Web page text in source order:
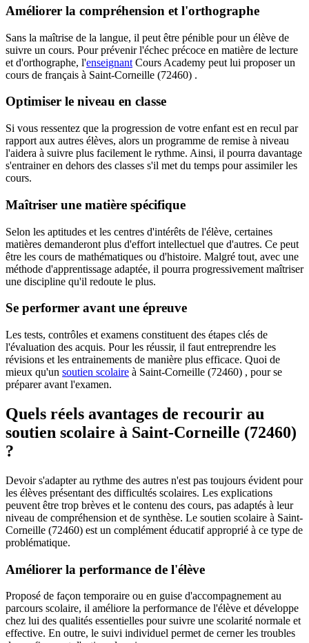
Améliorer la compréhension et l'orthographe
Sans la maîtrise de la langue, il peut être pénible pour un élève de
suivre un cours. Pour prévenir l'échec précoce en matière de lecture
et d'orthographe, l'enseignant Cours Academy peut lui proposer un
cours de français à Saint-Corneille (72460) .
Optimiser le niveau en classe
Si vous ressentez que la progression de votre enfant est en recul par
rapport aux autres élèves, alors un programme de remise à niveau
l'aidera à suivre plus facilement le rythme. Ainsi, il pourra davantage
s'entrainer en dehors des classes s'il met du temps pour assimiler les
cours.
Maîtriser une matière spécifique
Selon les aptitudes et les centres d'intérêts de l'élève, certaines
matières demanderont plus d'effort intellectuel que d'autres. Ce peut
être les cours de mathématiques ou d'histoire. Malgré tout, avec une
méthode d'apprentissage adaptée, il pourra progressivement maîtriser
une discipline qu'il redoute le plus.
Se performer avant une épreuve
Les tests, contrôles et examens constituent des étapes clés de
l'évaluation des acquis. Pour les réussir, il faut entreprendre les
révisions et les entrainements de manière plus efficace. Quoi de
mieux qu'un soutien scolaire à Saint-Corneille (72460) , pour se
préparer avant l'examen.
Quels réels avantages de recourir au
soutien scolaire à Saint-Corneille (72460)
?
Devoir s'adapter au rythme des autres n'est pas toujours évident pour
les élèves présentant des difficultés scolaires. Les explications
peuvent être trop brèves et le contenu des cours, pas adaptés à leur
niveau de compréhension et de synthèse. Le soutien scolaire à Saint-
Corneille (72460) est un complément éducatif approprié à ce type de
problématique.
Améliorer la performance de l'élève
Proposé de façon temporaire ou en guise d'accompagnement au
parcours scolaire, il améliore la performance de l'élève et développe
chez lui des qualités essentielles pour suivre une scolarité normale et
effective. En outre, le suivi individuel permet de cerner les troubles